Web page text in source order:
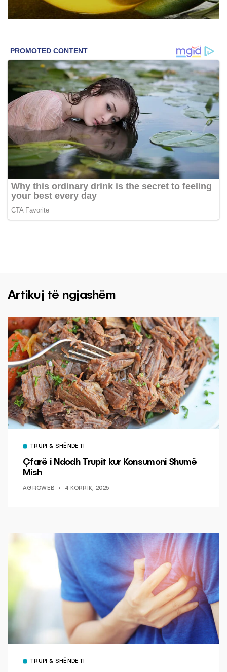
Artikuj të ngjashëm
TRUPI & SHËNDETI
Çfarë i Ndodh Trupit kur Konsumoni Shumë
Mish
AGROWEB 4 KORRIK, 2025
TRUPI & SHËNDETI